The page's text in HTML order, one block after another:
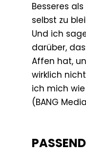
Besseres
selbst zu
Und ich
darüber,
Affen hat,
wirklich
ich mich